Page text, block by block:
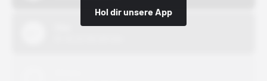
Hol dir unsere App